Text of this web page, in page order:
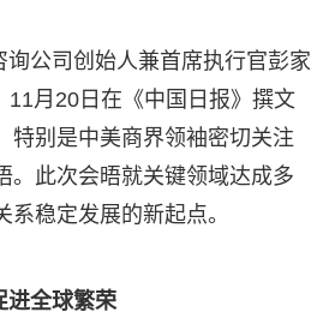
询公司创始人兼首席执行官彭家
11月20日在《中国日报》撰文
特别是中美商界领袖密切关注
。此次会晤就关键领域达成多
稳定发展的新起点。
进全球繁荣